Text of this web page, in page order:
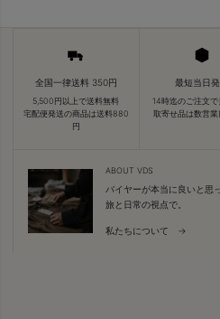
全国一律送料 350円
5,500円以上で送料無料
宅配便発送の商品は送料880
円
最短当日
14時迄のご注文で
取寄せ品は数営業
ABOUT VDS
バイヤーが本当に良いと思
旅と日常の視点で。
私たちについて →